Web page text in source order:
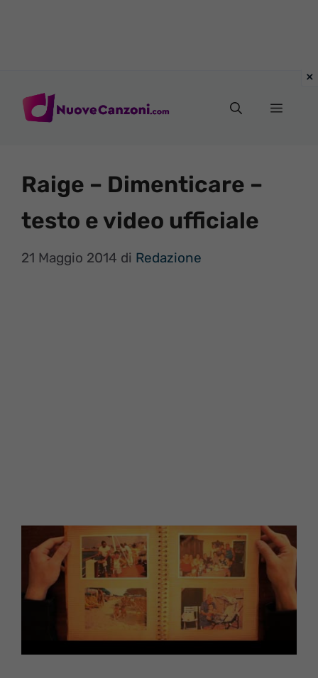
Menu
Raige – Dimenticare –
testo e video ufficiale
21 Maggio 2014 di Redazione